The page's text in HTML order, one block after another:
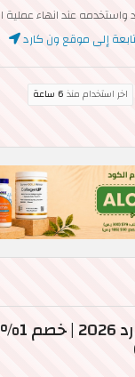
واستخدمه عند انهاء عملية
إلى موقع ون كارد
اخر استخدام منذ 6 ساعة
كود